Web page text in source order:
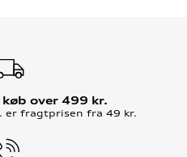
over 499 kr.
er fragtprisen fra 49 kr.